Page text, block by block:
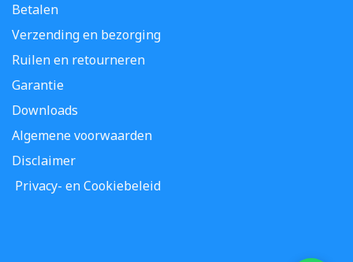
Betalen
Verzending en bezorging
Ruilen en retourneren
Garantie
Downloads
Algemene voorwaarden
Disclaimer
Privacy- en Cookiebeleid